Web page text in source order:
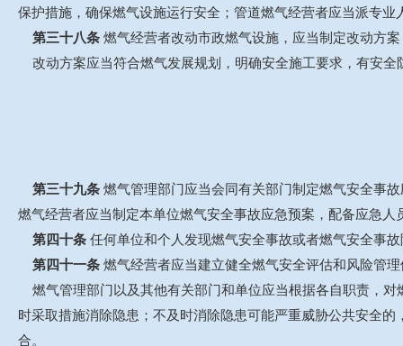
保护措施，确保燃气设施运行安全；管道燃气经营者应当派专
第三十八条 燃气经营者改动市政燃气设施，应当制定改动方
改动方案应当符合燃气发展规划，明确安全施工要求，有安全
第三十九条 燃气管理部门应当会同有关部门制定燃气安全事
燃气经营者应当制定本单位燃气安全事故应急预案，配备应急
第四十条 任何单位和个人发现燃气安全事故或者燃气安全事
第四十一条 燃气经营者应当建立健全燃气安全评估和风险管
燃气管理部门以及其他有关部门和单位应当根据各自职责，
时采取措施消除隐患；不及时消除隐患可能严重威胁公共安全
合。